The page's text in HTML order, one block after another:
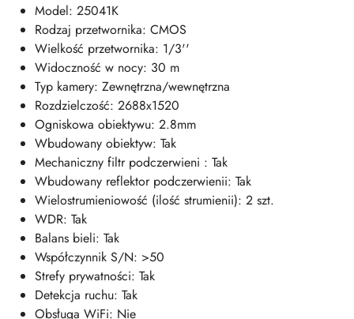
Model: 25041K
Rodzaj przetwornika: CMOS
Wielkość przetwornika: 1/3''
Widoczność w nocy: 30 m
Typ kamery: Zewnętrzna/wewnętrzna
Rozdzielczość: 2688x1520
Ogniskowa obiektywu: 2.8mm
Wbudowany obiektyw: Tak
Mechaniczny filtr podczerwieni : Tak
Wbudowany reflektor podczerwienii: Tak
Wielostrumieniowość (ilość strumienii): 2 szt.
WDR: Tak
Balans bieli: Tak
Współczynnik S/N: >50
Strefy prywatności: Tak
Detekcja ruchu: Tak
Obsługa WiFi: Nie